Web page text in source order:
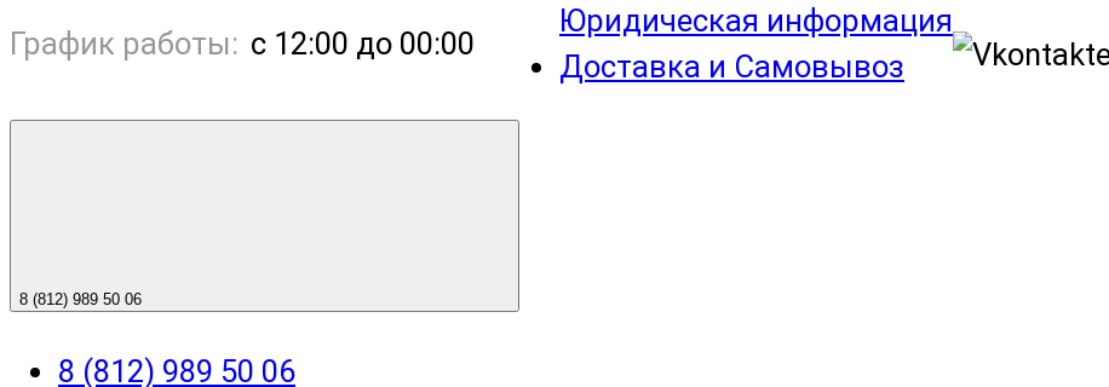
График работы: с 12:00 до 00:00
Юридическая информация
Доставка и Самовывоз
8 (812) 989 50 06
8 (812) 989 50 06